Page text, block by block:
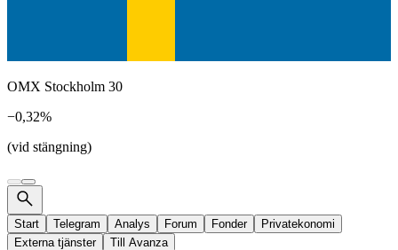
OMX Stockholm 30
−0,32%
(vid stängning)
Start Telegram Analys Forum Fonder
Privatekonomi
Externa tjänster
Till Avanza